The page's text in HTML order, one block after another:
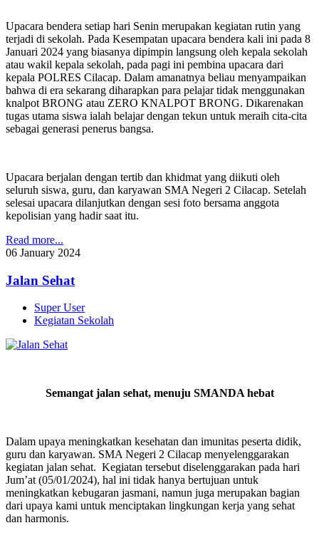
Upacara bendera setiap hari Senin merupakan kegiatan rutin yang
terjadi di sekolah. Pada Kesempatan upacara bendera kali ini pada 8
Januari 2024 yang biasanya dipimpin langsung oleh kepala sekolah
atau wakil kepala sekolah, pada pagi ini pembina upacara dari
kepala POLRES Cilacap. Dalam amanatnya beliau menyampaikan
bahwa di era sekarang diharapkan para pelajar tidak menggunakan
knalpot BRONG atau ZERO KNALPOT BRONG. Dikarenakan
tugas utama siswa ialah belajar dengan tekun untuk meraih cita-cita
sebagai generasi penerus bangsa.
Upacara berjalan dengan tertib dan khidmat yang diikuti oleh
seluruh siswa, guru, dan karyawan SMA Negeri 2 Cilacap. Setelah
selesai upacara dilanjutkan dengan sesi foto bersama anggota
kepolisian yang hadir saat itu.
Read more...
06 January 2024
Jalan Sehat
Super User
Kegiatan Sekolah
Semangat jalan sehat, menuju SMANDA hebat
Dalam upaya meningkatkan kesehatan dan imunitas peserta didik,
guru dan karyawan. SMA Negeri 2 Cilacap menyelenggarakan
kegiatan jalan sehat. Kegiatan tersebut diselenggarakan pada hari
Jum’at (05/01/2024), hal ini tidak hanya bertujuan untuk
meningkatkan kebugaran jasmani, namun juga merupakan bagian
dari upaya kami untuk menciptakan lingkungan kerja yang sehat
dan harmonis.